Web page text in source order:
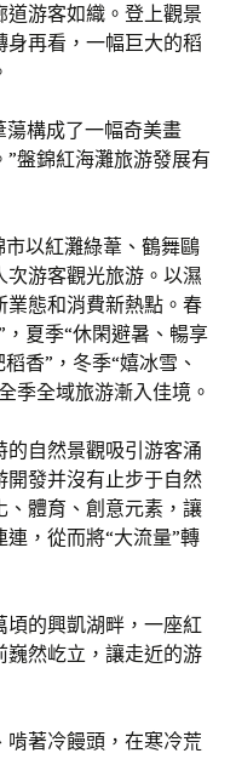
道游客如織。登上觀景
再看，一幅巨大的稻
蕩構成了一幅奇美畫
盤錦紅海灘旅游發展有
以紅灘綠葦、鶴舞鷗
游客觀光旅游。以濕
業態和消費新熱點。春
，夏季“休閑避暑、暢享
香”，冬季“嬉冰雪、
季全域旅游漸入佳境。
自然景觀吸引游客涌
開發并沒有止步于自然
、體育、創意元素，讓
，從而將“大流量”轉
頃的興凱湖畔，一座紅
巍然屹立，讓走近的游
啃著冷饅頭，在寒冷荒